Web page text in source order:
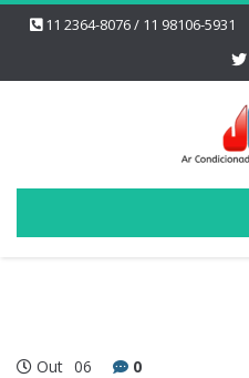
11 2364-8076 / 11 98106-5931
Out 06 0